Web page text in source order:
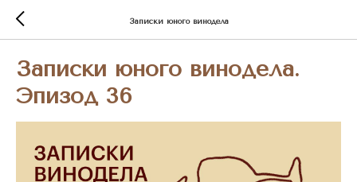
Записки юного винодела
Записки юного винодела.
Эпизод 36